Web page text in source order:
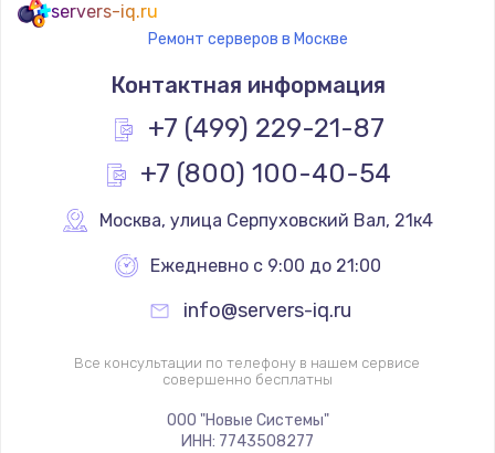
servers-iq.ru
Ремонт серверов в Москве
Контактная информация
+7 (499) 229-21-87
+7 (800) 100-40-54
Москва, улица Серпуховский Вал, 21к4
Ежедневно с 9:00 до 21:00
info@servers-iq.ru
Все консультации по телефону в нашем сервисе
совершенно бесплатны
ООО "Новые Системы"
ИНН: 7743508277